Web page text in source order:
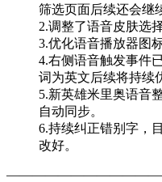
筛选页面后续还会继
2.调整了语音皮肤选
3.优化语音播放器图
4.右侧语音触发事件
词为英文后续将持续
5.新英雄米里奥语音
自动同步。
6.持续纠正错别字，
改好。